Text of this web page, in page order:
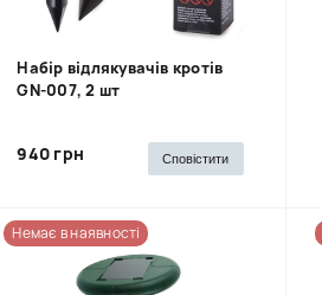
Набір відлякувачів кротів
GN-007, 2 шт
940 грн Сповістити
Немає в наявності